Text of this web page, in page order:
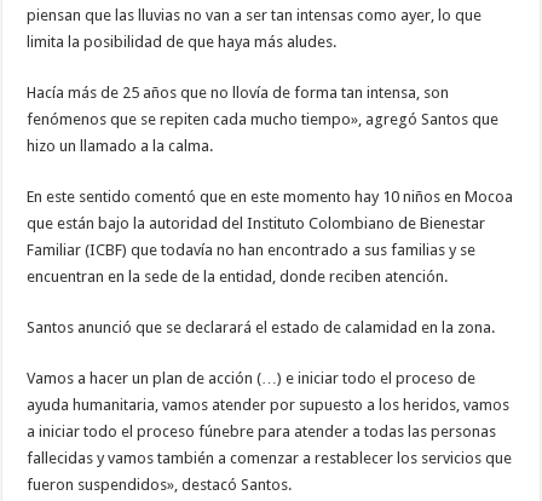
piensan que las lluvias no van a ser tan intensas como ayer, lo que
limita la posibilidad de que haya más aludes.
Hacía más de 25 años que no llovía de forma tan intensa, son
fenómenos que se repiten cada mucho tiempo», agregó Santos que
hizo un llamado a la calma.
En este sentido comentó que en este momento hay 10 niños en Mocoa
que están bajo la autoridad del Instituto Colombiano de Bienestar
Familiar (ICBF) que todavía no han encontrado a sus familias y se
encuentran en la sede de la entidad, donde reciben atención.
Santos anunció que se declarará el estado de calamidad en la zona.
Vamos a hacer un plan de acción (…) e iniciar todo el proceso de
ayuda humanitaria, vamos atender por supuesto a los heridos, vamos
a iniciar todo el proceso fúnebre para atender a todas las personas
fallecidas y vamos también a comenzar a restablecer los servicios que
fueron suspendidos», destacó Santos.